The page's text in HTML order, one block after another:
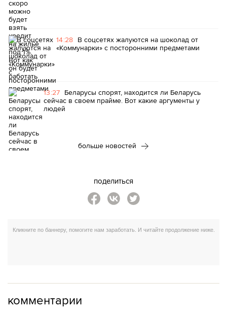
14:28 В соцсетях жалуются на шоколад от
«Коммунарки» с посторонними предметами
13:27 Беларусы спорят, находится ли Беларусь
сейчас в своем прайме. Вот какие аргументы у
людей
больше новостей
поделиться
комментарии